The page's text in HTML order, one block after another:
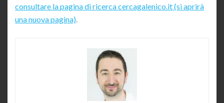
consultare la pagina di ricerca cercagalenico.it (si aprirà
una nuova pagina).